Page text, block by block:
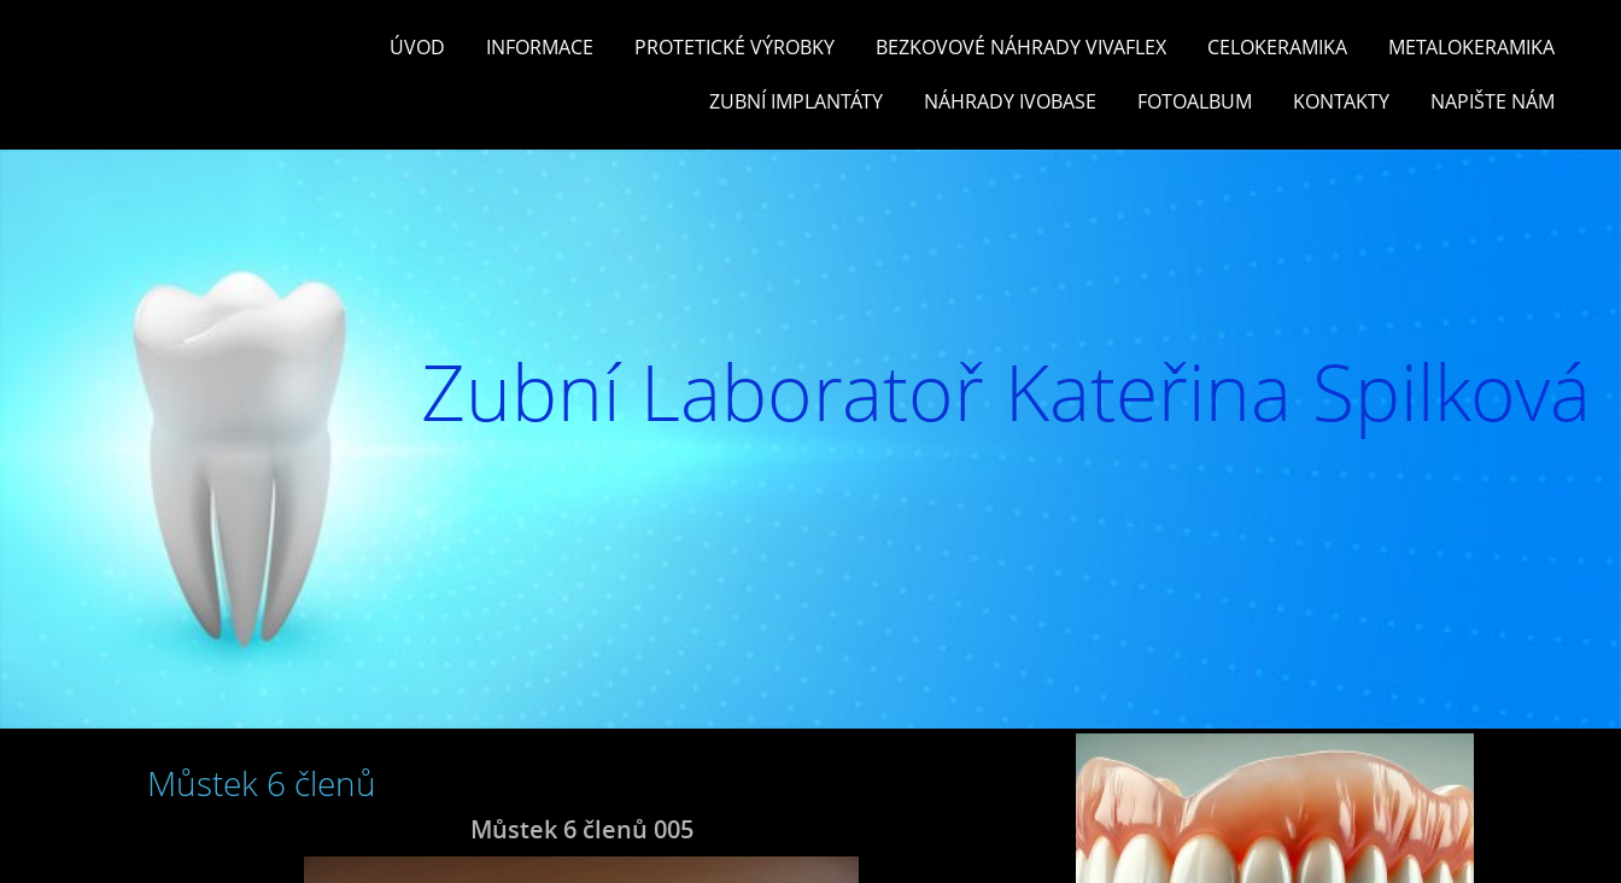
ÚVOD INFORMACE PROTETICKÉ VÝROBKY BEZKOVOVÉ NÁHRADY VIVAFLEX CELOKERAMIKA METALOKERAMIKA
ZUBNÍ IMPLANTÁTY NÁHRADY IVOBASE FOTOALBUM KONTAKTY NAPIŠTE NÁM
Zubní Laboratoř Kateřina Spilková
Můstek 6 členů
Můstek 6 členů 005